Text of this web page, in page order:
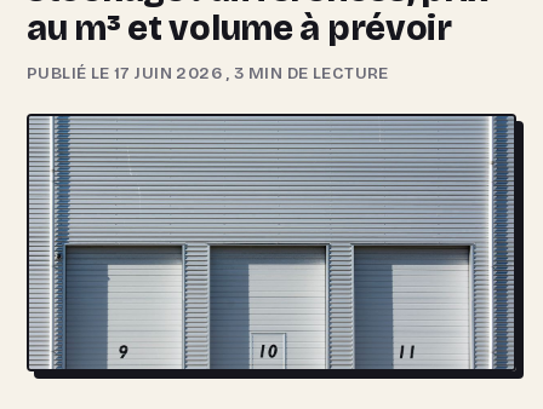
au m³ et volume à prévoir
PUBLIÉ LE 17 JUIN 2026 ,3 MIN DE LECTURE